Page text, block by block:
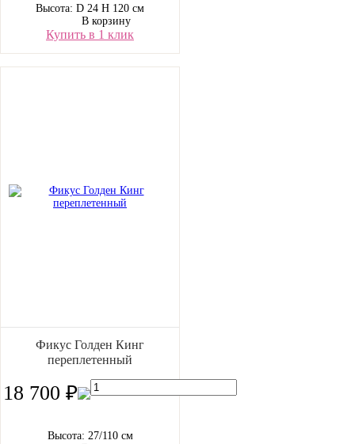
Высота: D 24 H 120 см
В корзину
Купить в 1 клик
Фикус Голден Кинг
переплетенный
18 700 ₽
Высота: 27/110 см